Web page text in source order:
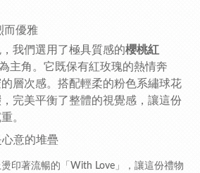
而優雅
我們選用了極具質感的櫻桃紅
主角。它既保有紅玫瑰的熱情奔
層次感。搭配輕柔的粉色系繡球花
完美平衡了整體的視覺感，讓這份
。
心意的堆疊
印著流暢的「With Love」，讓這份禮物